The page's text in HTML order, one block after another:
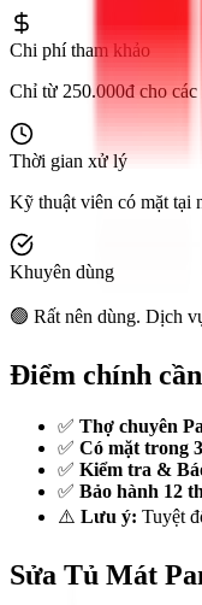
Chi phí tham khảo
Chỉ từ 250.000đ cho
Thời gian xử lý
Kỹ thuật viên có mặt tại
Khuyên dùng
🟢 Rất nên dùng. Dịch
Điểm chính
✅ Thợ chuyên
✅ Có mặt trong
✅ Kiểm tra &
✅ Bảo hành 12
⚠️ Lưu ý: Tuyệt
Sửa Tủ Mát